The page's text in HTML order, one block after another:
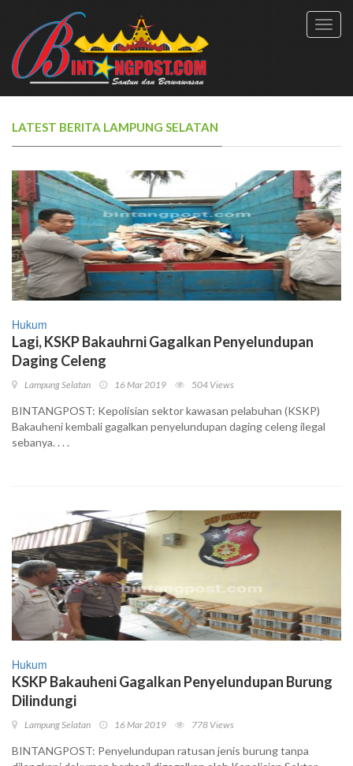
LATEST BERITA LAMPUNG SELATAN
Hukum
Lagi, KSKP Bakauhrni Gagalkan Penyelundupan
Daging Celeng
Lampung Selatan 16 Mar 2019 504 Views
BINTANGPOST: Kepolisian sektor kawasan pelabuhan (KSKP)
Bakauheni kembali gagalkan penyelundupan daging celeng ilegal
sebanya. . . .
Hukum
KSKP Bakauheni Gagalkan Penyelundupan Burung
Dilindungi
Lampung Selatan 16 Mar 2019 778 Views
BINTANGPOST: Penyelundupan ratusan jenis burung tanpa